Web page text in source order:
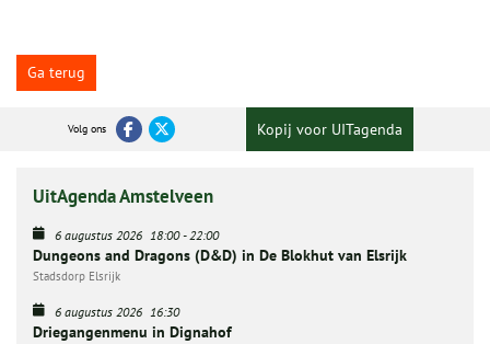
Ga terug
Volg ons Kopij voor UITagenda
UitAgenda Amstelveen
6 augustus 2026 18:00-22:00
Dungeons and Dragons (D&D) in De Blokhut van Elsrijk
Stadsdorp Elsrijk
6 augustus 2026 16:30
Driegangenmenu in Dignahof